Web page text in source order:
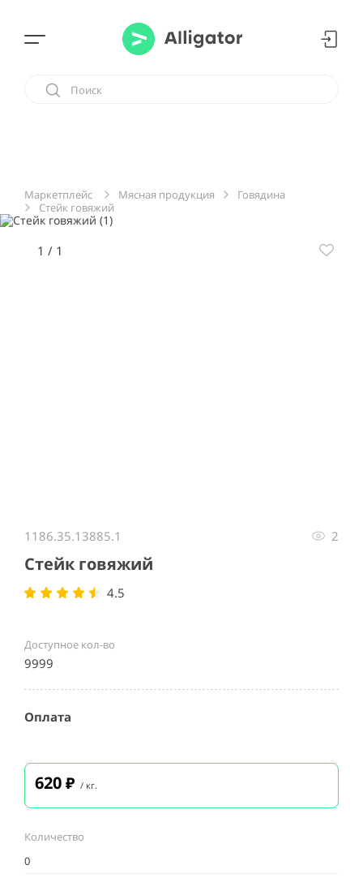
Маркетплейс Мясная продукция
Говядина
Стейк говяжий
1 / 1
1186.35.13885.1 2
Стейк говяжий
4.5
Доступное кол-во
9999
Оплата
620₽ / кг.
Количество